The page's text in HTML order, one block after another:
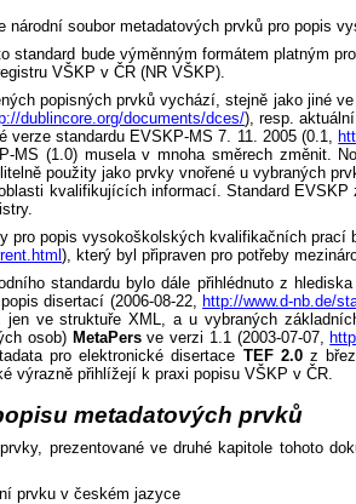
národní soubor metadatových prvků pro popis
standard bude výměnným formátem platným
VŠKP v ČR (NR VŠKP).
popisných prvků vychází, stejně jako jiné
dublincore.org/documents/dces/), resp.
verze standardu EVSKP-MS 7. 11. 2005 (0.1,
MS (1.0) musela v mnoha směrech změnit.
použity jako prvky vnořené u vybraných
kvalifikujících informací. Standard
pro popis vysokoškolských kvalifikačních
), který byl připraven pro potřeby
standardu bylo dále přihlédnuto z
disertací (2006-08-22, http://www.d-nb.de/
jen ve struktuře XML, a u vybraných
osob) MetaPersve verzi 1.1 (2003-07-07,
pro elektronické disertace TEF 2.0z
výrazně přihlížejí k praxi popisu VŠKP v ČR.
metadatových prvků
prezentované ve druhé kapitole tohoto
prvku v českém jazyce